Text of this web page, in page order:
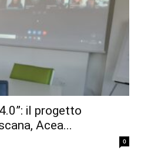
il progetto
Acea...
0